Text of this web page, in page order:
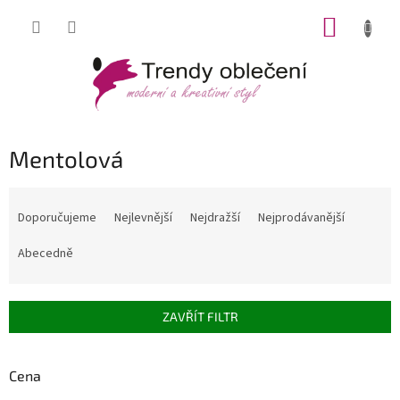
Mentolová
r
d
Doporučujeme Nejlevnější Nejdražší
Nejprodávanější
Abecedně
ZAVŘÍT FILTR
Cena